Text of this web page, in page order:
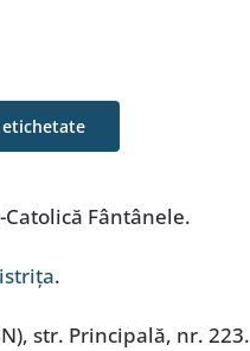
Fântânele.
.
str. Principală, nr. 223.